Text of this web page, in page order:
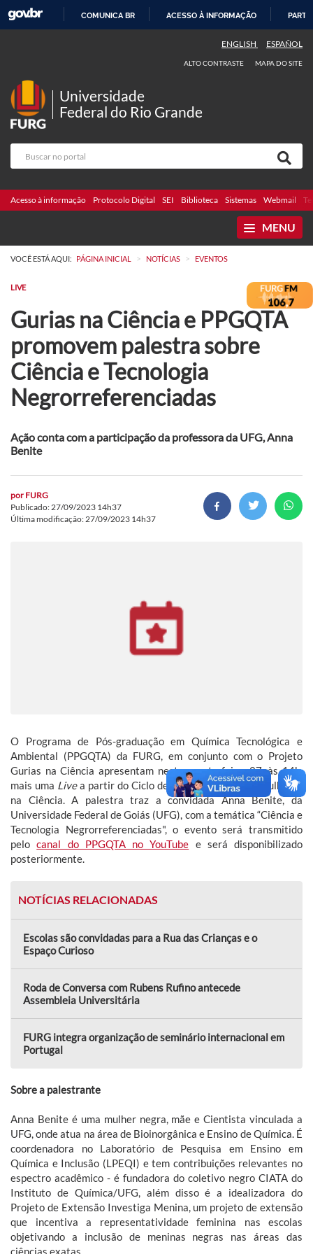
COMUNICA BR ACESSO À INFORMAÇÃO
ENGLISH ESPAÑOL
ALTO CONTRASTE MAPA DO SITE
Universidade
Federal do Rio Grande
Acesso à informação Protocolo Digital SEI Biblioteca Sistemas Webmail
MENU
VOCÊ ESTÁ AQUI: PÁGINA INICIAL > NOTÍCIAS > EVENTOS
LIVE
Gurias na Ciência e PPGQTA
promovem palestra sobre
Ciência e Tecnologia
Negrorreferenciadas
Ação conta com a participação da professora da UFG, Anna
Benite
por FURG
Publicado: 27/09/2023 14h37
Última modificação: 27/09/2023 14h37
O Programa de Pós-graduação em Química Tecnológica e
Ambiental (PPGQTA) da FURG, em conjunto com o Projeto
Gurias na Ciência apresentam nesta quarta-feira, 27, às 14h,
mais uma Livea partir do Ciclo de Palestras da Série Mulheres
na Ciência. A palestra traz a convidada Anna Benite, da
Universidade Federal de Goiás (UFG), com a temática “Ciência e
Tecnologia Negrorreferenciadas", o evento será transmitido
pelocanal do PPGQTA no YouTube e será disponibilizado
posteriormente.
NOTÍCIAS RELACIONADAS
Escolas são convidadas para a Rua das Crianças e o
Espaço Curioso
Roda de Conversa com Rubens Rufino antecede
Assembleia Universitária
FURG integra organização de seminário internacional em
Portugal
Sobre a palestrante
Anna Benite é uma mulher negra, mãe e Cientista vinculada a
UFG, onde atua na área de Bioinorgânica e Ensino de Química. É
coordenadora no Laboratório de Pesquisa em Ensino em
Química e Inclusão (LPEQI) e tem contribuições relevantes no
espectro acadêmico - é fundadora do coletivo negro CIATA do
Instituto de Química/UFG, além disso é a idealizadora do
Projeto de Extensão Investiga Menina, um projeto de extensão
que incentiva a representatividade feminina nas escolas
objetivando a inclusão de meninas negras nas áreas das
ciências exatas.